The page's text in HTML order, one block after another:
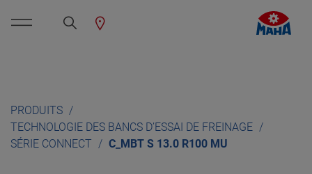
PRODUITS
TECHNOLOGIE DES BANCS D’ESSAI DE FREINAGE
SÉRIE CONNECT
C_MBT S 13.0 R100 MU